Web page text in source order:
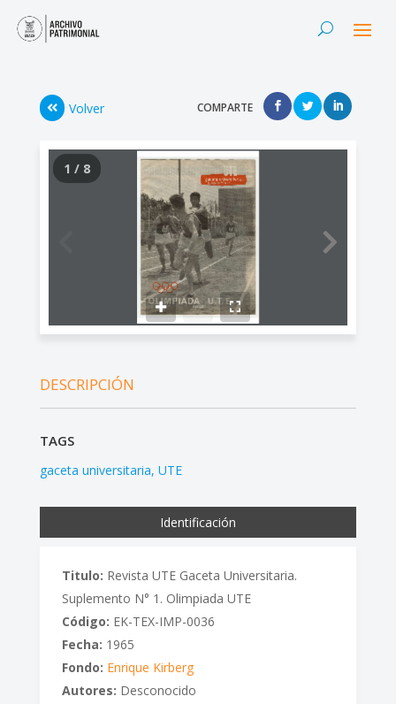
Volver COMPARTE
1 / 8
DESCRIPCIÓN
TAGS
gaceta universitaria UTE
Identificación
Titulo: Revista UTE Gaceta Universitaria.
Suplemento N° 1. Olimpiada UTE
Código: EK-TEX-IMP-0036
Fecha: 1965
Fondo: Enrique Kirberg
Autores: Desconocido